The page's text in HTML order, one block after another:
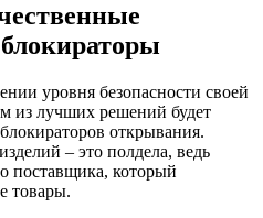
уровня безопасности своей
из лучших решений будет
открывания.
– это полдела, ведь
поставщика, который
товары.